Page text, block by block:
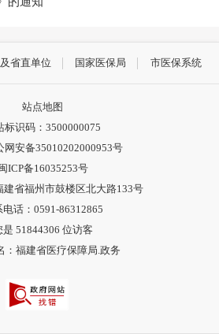
省直单位 国家医保局 市医保系统
站点地图
标识码：3500000075
网安备35010202000953号
ICP备16035253号
建省福州市鼓楼区北大路133号
电话：0591-86312865
是 51844306 位访客
：福建省医疗保障局.政务